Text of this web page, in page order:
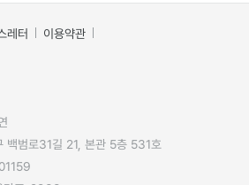
레터
이용약관
백범로31길 21, 본관 5층 531호